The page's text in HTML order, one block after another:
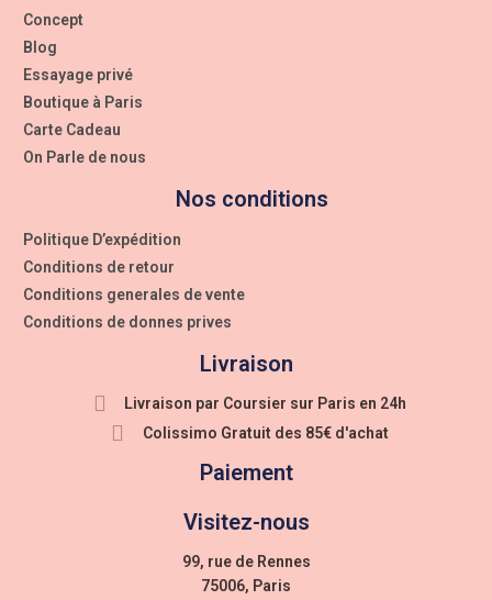
Concept
Blog
Essayage privé
Boutique à Paris
Carte Cadeau
On Parle de nous
Nos conditions
Politique D’expédition
Conditions de retour
Conditions generales de vente
Conditions de donnes prives
Livraison
Livraison par Coursier sur Paris en 24h
Colissimo Gratuit des 85€ d'achat
Paiement
Visitez-nous
99, rue de Rennes
75006, Paris